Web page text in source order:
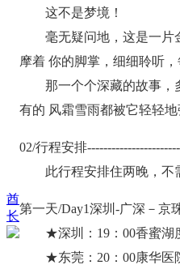
酋
长
这不是梦境！
毫无疑问地，这是一片金
摩着 你的脚掌，细细聆听
那一个个深藏的故事，多
有的 风霜雪雨都被它轻轻
02/行程安排
此行程安排住两晚，不需
第一天/Day1深圳-广深－京
★深圳：19：00香蜜湖度
★东莞：20：00康华医院